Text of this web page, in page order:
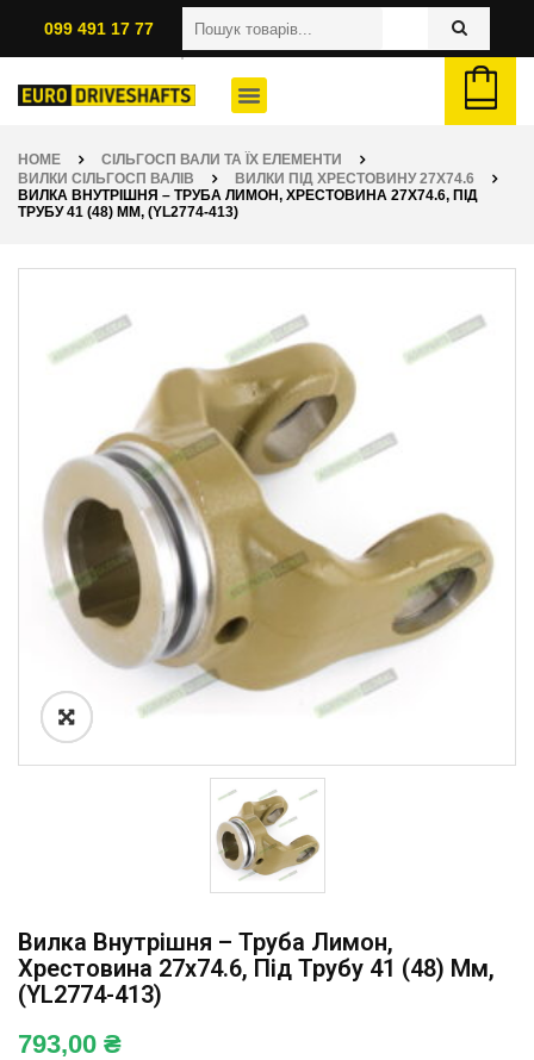
099 491 17 77
HOME
СІЛЬГОСП ВАЛИ ТА ЇХ ЕЛЕМЕНТИ
ВИЛКИ СІЛЬГОСП ВАЛІВ
ВИЛКИ ПІД ХРЕСТОВИНУ 27X74.6
ВИЛКА ВНУТРІШНЯ – ТРУБА ЛИМОН, ХРЕСТОВИНА 27Х74.6, ПІД
ТРУБУ 41 (48) ММ, (YL2774-413)
Вилка Внутрішня – Труба Лимон,
Хрестовина 27х74.6, Під Трубу 41 (48) Мм,
(YL2774-413)
793,00 ₴